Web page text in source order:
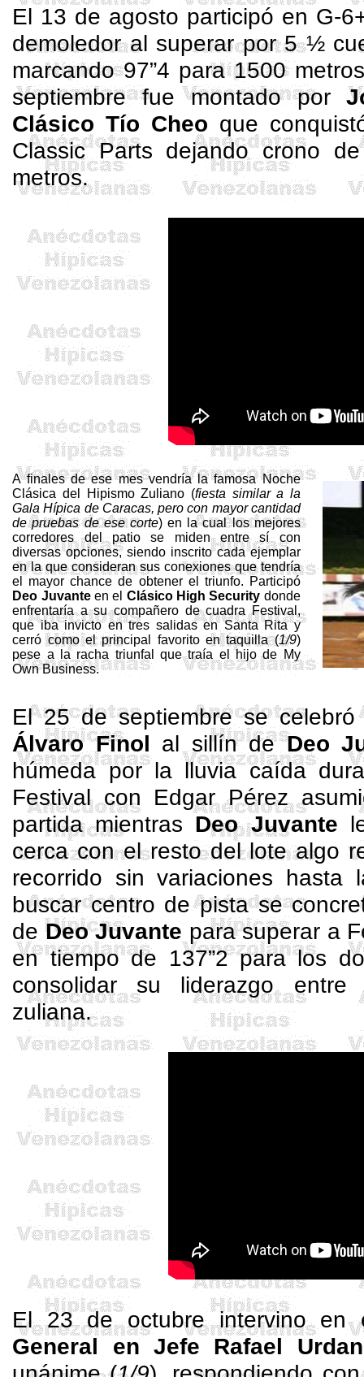
El 13 de agosto participó en G-
demoledor al superar por 5 ½
marcando 97”4 para 1500
septiembre fue montado por
Clásico Tío Cheo que
Classic Parts dejando crono
metros.
A finales de ese mes vendría la famosa Noche
Clásica del Hipismo Zuliano (fiesta similar a la
Gala Hípica de Caracas, pero con mayor cantidad
de pruebas de ese corte) en la cual los mejores
corredores del patio se miden entre sí con
diversas opciones, siendo inscrito cada ejemplar
en la que consideran sus conexiones que tendría
el mayor chance de obtener el triunfo. Participó
Deo Juvanteen el Clásico High Security donde
enfrentaría a su compañero de cuadra Festival,
que iba invicto en tres salidas en Santa Rita y
cerró como el principal favorito en taquilla (1/9)
pese a la racha triunfal que traía el hijo de My
OwnBusiness.
El 25 de septiembre se
ÁlvaroFinol al sillín deDeo
húmeda por la lluvia caída
Festival con Edgar Pérez
partida mientrasDeo Juvante
cerca con el resto del lote algo
recorrido sin variaciones
buscar centro de pista se
deDeo Juvante para superar a
en tiempo de 137”2 para los
consolidar su liderazgo entre
zuliana.
El 23 de octubre intervino en
General en Jefe Rafael